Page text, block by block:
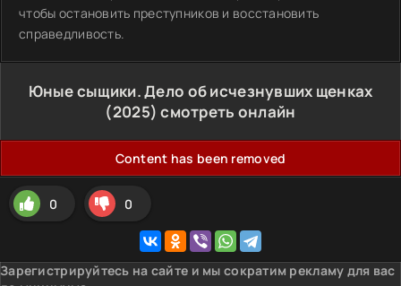
чтобы остановить преступников и восстановить
справедливость.
Юные сыщики. Дело об исчезнувших щенках
(2025) смотреть онлайн
Content has been removed
0 0
Зарегистрируйтесь на сайте и мы сократим рекламу для вас